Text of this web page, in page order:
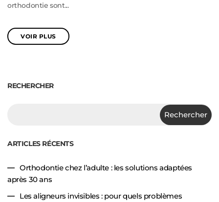
orthodontie sont...
VOIR PLUS
RECHERCHER
Rechercher
ARTICLES RÉCENTS
Orthodontie chez l’adulte : les solutions adaptées
après 30 ans
Les aligneurs invisibles : pour quels problèmes